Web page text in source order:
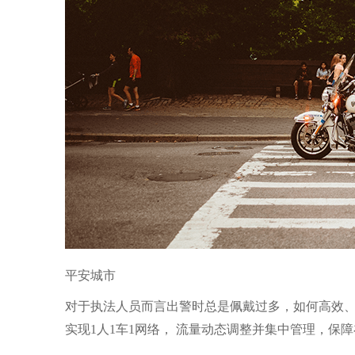
平安城市
对于执法人员而言出警时总是佩戴过多，如何高效
实现1人1车1网络， 流量动态调整并集中管理，保